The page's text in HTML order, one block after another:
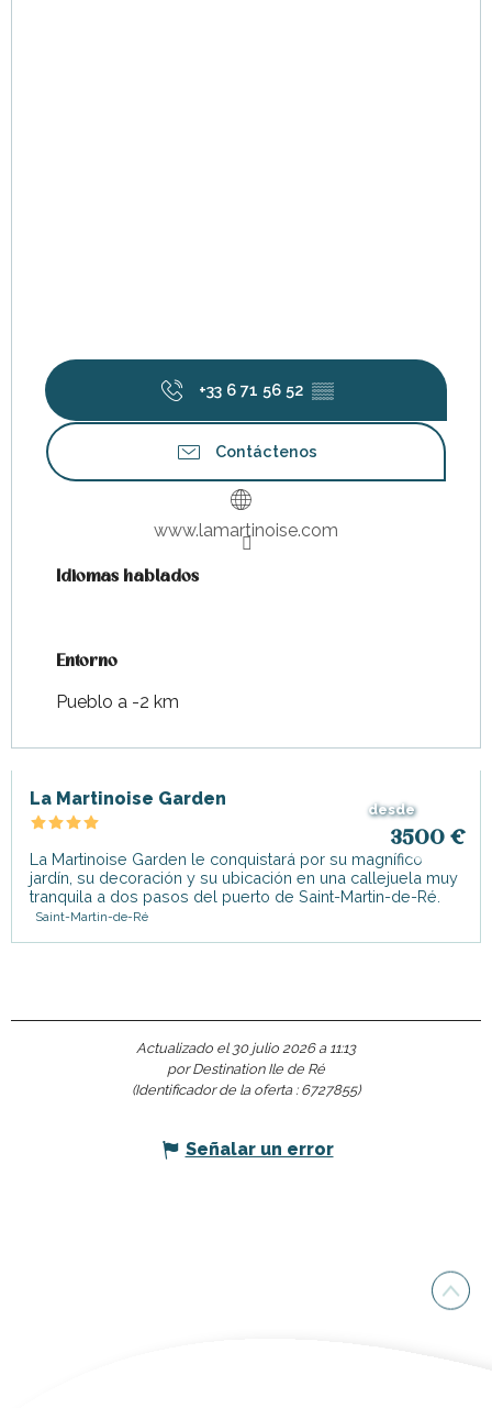
+33 6 71 56 52 ▒▒
Contáctenos
www.lamartinoise.com
Idiomas hablados
Idiomas hablados
Entorno
Entorno
Pueblo a -2 km
desde
3500 €
La Martinoise Garden
La Martinoise Garden le conquistará por su magnífico
jardín, su decoración y su ubicación en una callejuela muy
tranquila a dos pasos del puerto de Saint-Martin-de-Ré.
Saint-Martin-de-Ré
Actualizado el 30 julio 2026 a 11:13
por Destination Ile de Ré
(Identificador de la oferta : 6727855)
Señalar un error